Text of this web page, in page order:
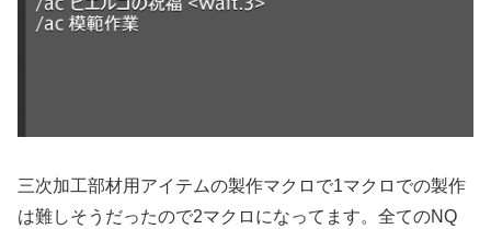
三次加工部材用アイテムの製作マクロで1マクロでの製作
は難しそうだったので2マクロになってます。全てのNQ